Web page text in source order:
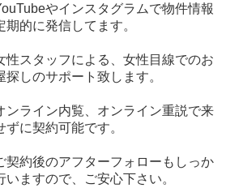
やインスタグラムで物件情報
期的に発信してます。
スタッフによる、女性目線でのお
探しのサポート致します。
ライン内覧、オンライン重説で来
ずに契約可能です。
約後のアフターフォローもしっか
いますので、ご安心下さい。